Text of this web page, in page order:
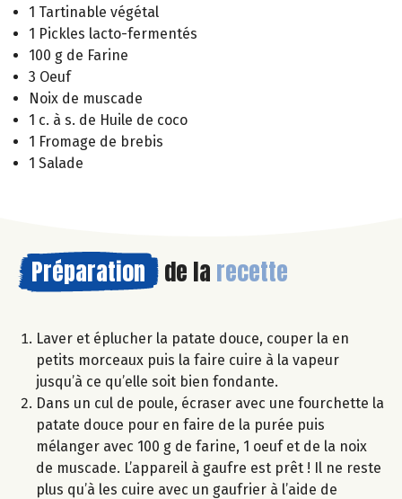
1 Tartinable végétal
1 Pickles lacto-fermentés
100 g de Farine
3 Oeuf
Noix de muscade
1 c. à s. de Huile de coco
1 Fromage de brebis
1 Salade
Préparation de la recette
Laver et éplucher la patate douce, couper la en
petits morceaux puis la faire cuire à la vapeur
jusqu’à ce qu’elle soit bien fondante.
Dans un cul de poule, écraser avec une fourchette la
patate douce pour en faire de la purée puis
mélanger avec 100 g de farine, 1 oeuf et de la noix
de muscade. L’appareil à gaufre est prêt ! Il ne reste
plus qu’à les cuire avec un gaufrier à l’aide de